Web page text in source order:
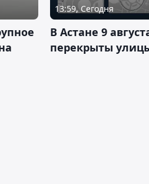
13:59, Сегодня
В Астане 9
перекрыты